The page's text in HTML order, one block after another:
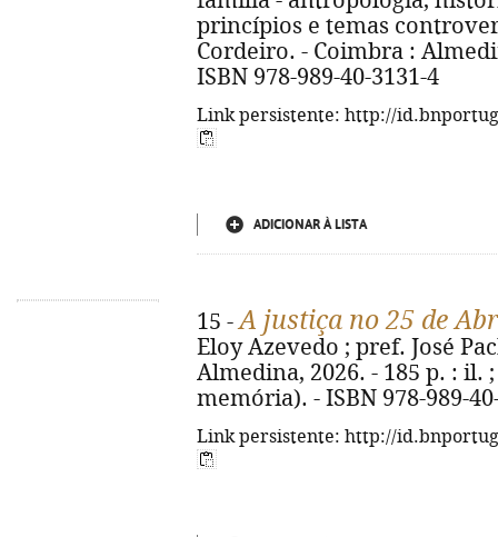
princípios e temas
Cordeiro. - Coimbra :
ISBN 978-989-40-3131-4
Link persistente: http://
ADICIONAR À LISTA
15 -A justiça no 25 de
Eloy Azevedo ; pref. José
Almedina, 2026. - 185 p. : il.
memória). - ISBN 978-989-
Link persistente: http://